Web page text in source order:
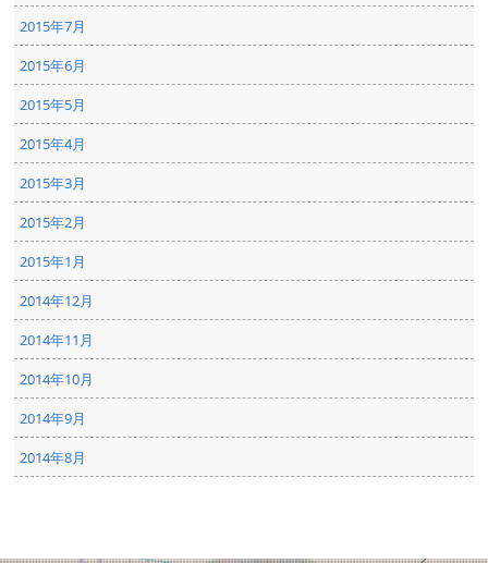
2015年7月
2015年6月
2015年5月
2015年4月
2015年3月
2015年2月
2015年1月
2014年12月
2014年11月
2014年10月
2014年9月
2014年8月